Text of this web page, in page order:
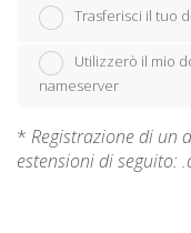
Trasferisci il tuo
Utilizzerò il mio
nameserver
* Registrazione di un
estensioni di seguito: